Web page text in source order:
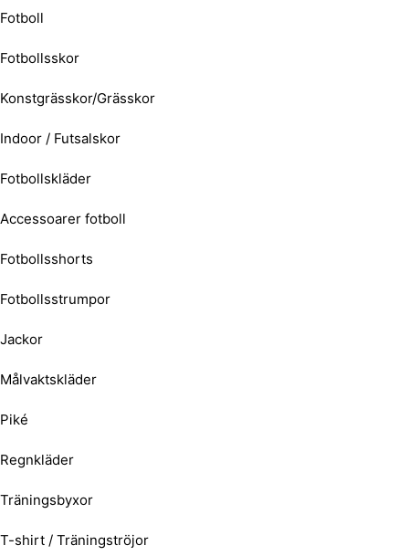
Fotboll
Fotbollsskor
Konstgrässkor/Grässkor
Indoor / Futsalskor
Fotbollskläder
Accessoarer fotboll
Fotbollsshorts
Fotbollsstrumpor
Jackor
Målvaktskläder
Piké
Regnkläder
Träningsbyxor
T-shirt / Träningströjor